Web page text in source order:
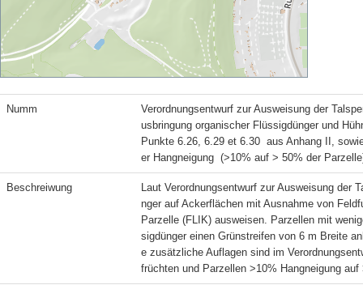
Numm
Verordnungsentwurf zur Ausweisung der
usbringung organischer Flüssigdünger und
Punkte 6.26, 6.29 et 6.30  aus Anhang II,
er Hangneigung  (>10% auf > 50% der
Beschreiwung
Laut Verordnungsentwurf zur Ausweisung
nger auf Ackerflächen mit Ausnahme von
Parzelle (FLIK) ausweisen. Parzellen mit
sigdünger einen Grünstreifen von 6 m Breite
e zusätzliche Auflagen sind im
früchten und Parzellen >10% Hangneigung